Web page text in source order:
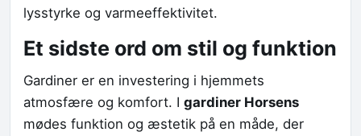
lysstyrke og varmeeffektivitet.
Et sidste ord om stil og funktion
Gardiner er en investering i hjemmets
atmosfære og komfort. I gardiner Horsens
mødes funktion og æstetik på en måde, der